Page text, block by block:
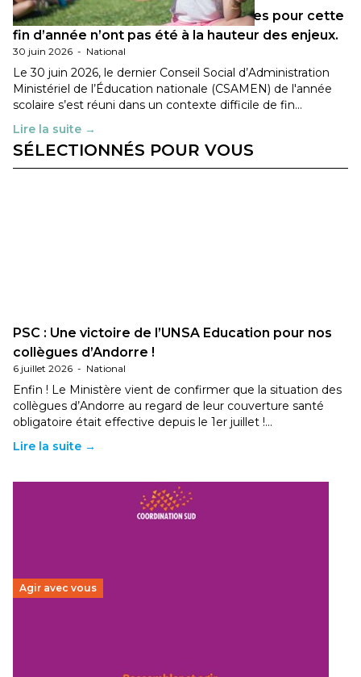
Les décisions ministérielles attendues pour cette
fin d’année n’ont pas été à la hauteur des enjeux.
30 juin 2026 - National
Le 30 juin 2026, le dernier Conseil Social d’Administration
Ministériel de l’Éducation nationale (CSAMEN) de l'année
scolaire s’est réuni dans un contexte difficile de fin…
Lire la suite →
SÉLECTIONNÉS POUR VOUS
PSC : Une victoire de l’UNSA Education pour nos
collègues d’Andorre !
6 juillet 2026 - National
Enfin ! Le Ministère vient de confirmer que la situation des
collègues d’Andorre au regard de leur couverture santé
obligatoire était effective depuis le 1er juillet !…
Lire la suite →
Agir avec vous